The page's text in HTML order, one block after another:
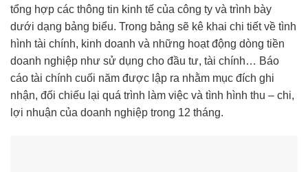
tổng hợp các thông tin kinh tế của công ty và trình bày
dưới dạng bảng biểu. Trong bảng sẽ kê khai chi tiết về tình
hình tài chính, kinh doanh và những hoạt động dòng tiền
doanh nghiệp như sử dụng cho đầu tư, tài chính… Báo
cáo tài chính cuối năm được lập ra nhằm mục đích ghi
nhận, đối chiếu lại quá trình làm việc và tình hình thu – chi,
lợi nhuận của doanh nghiệp trong 12 tháng.